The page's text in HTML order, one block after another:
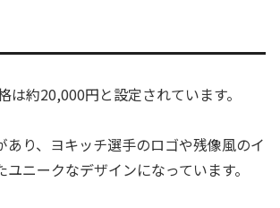
は約20,000円と設定されています。
あり、ヨキッチ選手のロゴや残像風のイ
ニークなデザインになっています。